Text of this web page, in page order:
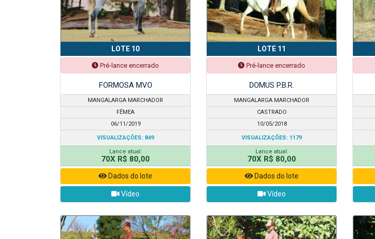
LOTE 10
Pré-lance encerrado
FORMOSA MVO
MANGALARGA MARCHADOR
FÊMEA
06/11/2019
VISUALIZAÇÕES: 849
Lance atual:
70X R$ 80,00
Dados do lote
Vídeo
LOTE 11
Pré-lance encerrado
DOMUS P.B.R.
MANGALARGA MARCHADOR
CASTRADO
10/05/2018
VISUALIZAÇÕES: 1179
Lance atual:
70X R$ 80,00
Dados do lote
Vídeo